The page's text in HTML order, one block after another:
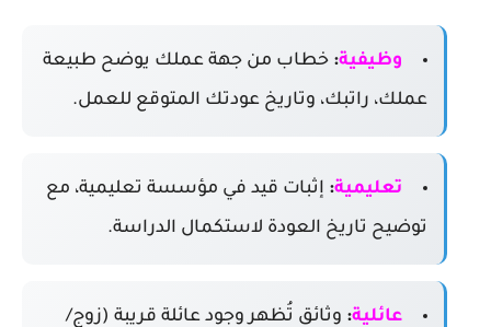
وظيفية: خطاب من جهة عملك يوضح طبيعة
عملك، راتبك، وتاريخ عودتك المتوقع للعمل.
تعليمية: إثبات قيد في مؤسسة تعليمية، مع
توضيح تاريخ العودة لاستكمال الدراسة.
عائلية: وثائق تُظهر وجود عائلة قريبة (زوج/